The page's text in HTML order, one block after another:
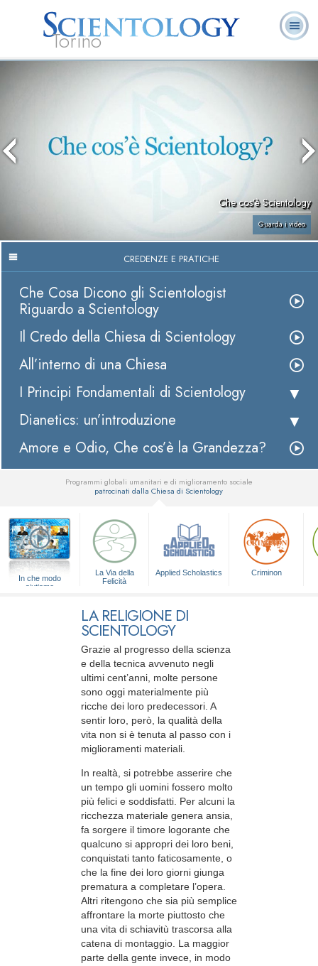
Torino
Volontari
Che cos’è Scientology
Guarda i video
CREDENZE E PRATICHE
Che Cosa Dicono gli Scientologist
Riguardo a Scientology
Il Credo della Chiesa di Scientology
All’interno di una Chiesa
I Principi Fondamentali di Scientology
Dianetics: un’introduzione
Amore e Odio, Che cos’è la Grandezza?
Programmi globali umanitari e di miglioramento sociale
patrocinati dalla Chiesa di Scientology
In che modo
aiutiamo
La Via della
Felicità
Applied Scholastics Criminon
LA RELIGIONE DI
SCIENTOLOGY
Grazie al progresso della scienza
e della tecnica avvenuto negli
ultimi cent’anni, molte persone
sono oggi materialmente più
ricche dei loro predecessori. A
sentir loro, però, la qualità della
vita non si è tenuta al passo con i
miglioramenti materiali.
In realtà, si potrebbe asserire che
un tempo gli uomini fossero molto
più felici e soddisfatti. Per alcuni la
ricchezza materiale genera ansia,
fa sorgere il timore logorante che
qualcuno si appropri dei loro beni,
conquistati tanto faticosamente, o
che la fine dei loro giorni giunga
prematura a completare l’opera.
Altri ritengono che sia più semplice
affrontare la morte piuttosto che
una vita di schiavitù trascorsa alla
catena di montaggio. La maggior
parte della gente invece, in modo